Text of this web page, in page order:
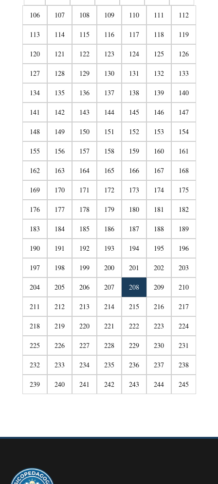
106 107 108 109 110 111 112
113 114 115 116 117 118 119
120 121 122 123 124 125 126
127 128 129 130 131 132 133
134 135 136 137 138 139 140
141 142 143 144 145 146 147
148 149 150 151 152 153 154
155 156 157 158 159 160 161
162 163 164 165 166 167 168
169 170 171 172 173 174 175
176 177 178 179 180 181 182
183 184 185 186 187 188 189
190 191 192 193 194 195 196
197 198 199 200 201 202 203
204 205 206 207 208 209 210
211 212 213 214 215 216 217
218 219 220 221 222 223 224
225 226 227 228 229 230 231
232 233 234 235 236 237 238
239 240 241 242 243 244 245